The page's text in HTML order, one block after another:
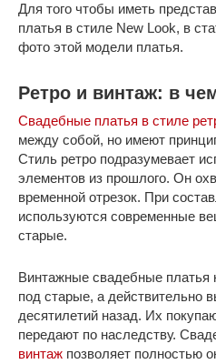
Для того чтобы иметь
платья в стиле New Look, в
фото этой модели платья.
Ретро и винтаж: в
Свадебные платья в стиле
между собой, но имеют
Стиль ретро подразумевает
элементов из прошлого. Он
временной отрезок. При
используются современные
старые.
Винтажные свадебные платья
под старые, а действительно
десятилетий назад. Их
передают по наследству.
винтаж позволяет полностью